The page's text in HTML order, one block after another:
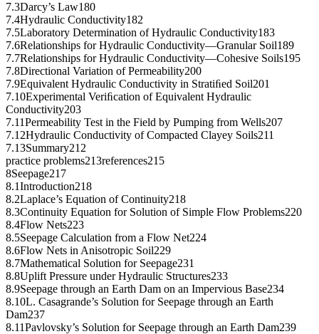
7.3Darcy’s Law180
7.4Hydraulic Conductivity182
7.5Laboratory Determination of Hydraulic Conductivity183
7.6Relationships for Hydraulic Conductivity—Granular Soil189
7.7Relationships for Hydraulic Conductivity—Cohesive Soils195
7.8Directional Variation of Permeability200
7.9Equivalent Hydraulic Conductivity in Stratiﬁed Soil201
7.10Experimental Veriﬁcation of Equivalent Hydraulic
Conductivity203
7.11Permeability Test in the Field by Pumping from Wells207
7.12Hydraulic Conductivity of Compacted Clayey Soils211
7.13Summary212
practice problems213references215
8Seepage217
8.1Introduction218
8.2Laplace’s Equation of Continuity218
8.3Continuity Equation for Solution of Simple Flow Problems220
8.4Flow Nets223
8.5Seepage Calculation from a Flow Net224
8.6Flow Nets in Anisotropic Soil229
8.7Mathematical Solution for Seepage231
8.8Uplift Pressure under Hydraulic Structures233
8.9Seepage through an Earth Dam on an Impervious Base234
8.10L. Casagrande’s Solution for Seepage through an Earth
Dam237
8.11Pavlovsky’s Solution for Seepage through an Earth Dam239